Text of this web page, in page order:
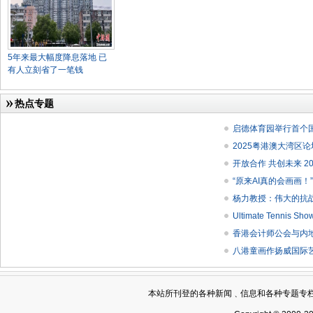
5年来最大幅度降息落地 已
有人立刻省了一笔钱
热点专题
启德体育园举行首个
2025粤港澳大湾区论
开放合作 共创未来
“原来AI真的会画画！
杨力教授：伟大的抗
Ultimate Tennis
香港会计师公会与内
八港童画作扬威国际
本站所刊登的各种新闻﹑信息和各种专题专